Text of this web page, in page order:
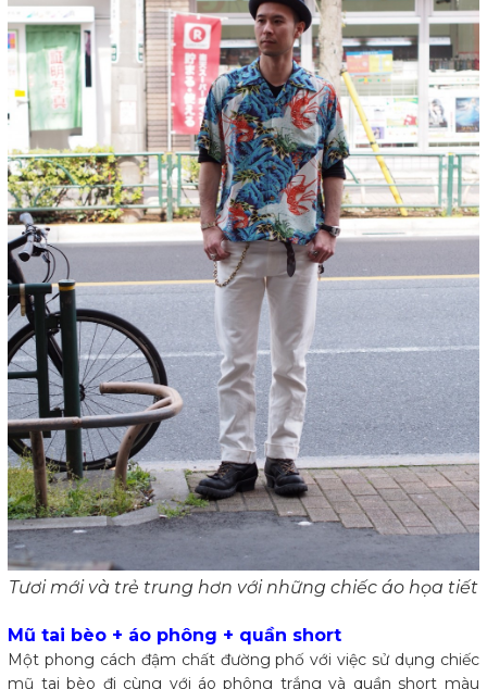
Tươi mới và trẻ trung hơn với những chiếc áo họa tiết
Mũ tai bèo + áo phông + quần short
Một phong cách đậm chất đường phố với việc sử dụng chiếc
mũ tai bèo đi cùng với áo phông trắng và quần short màu